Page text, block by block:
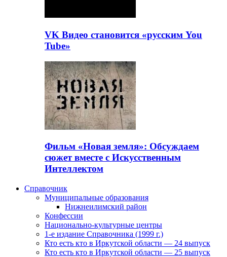
VK Видео становится «русским You
Tube»
Фильм «Новая земля»: Обсуждаем
сюжет вместе с Искусственным
Интеллектом
Справочник
Муниципальные образования
Нижнеилимский район
Конфессии
Национально-культурные центры
1-е издание Справочника (1999 г.)
Кто есть кто в Иркутской области — 24 выпуск
Кто есть кто в Иркутской области — 25 выпуск